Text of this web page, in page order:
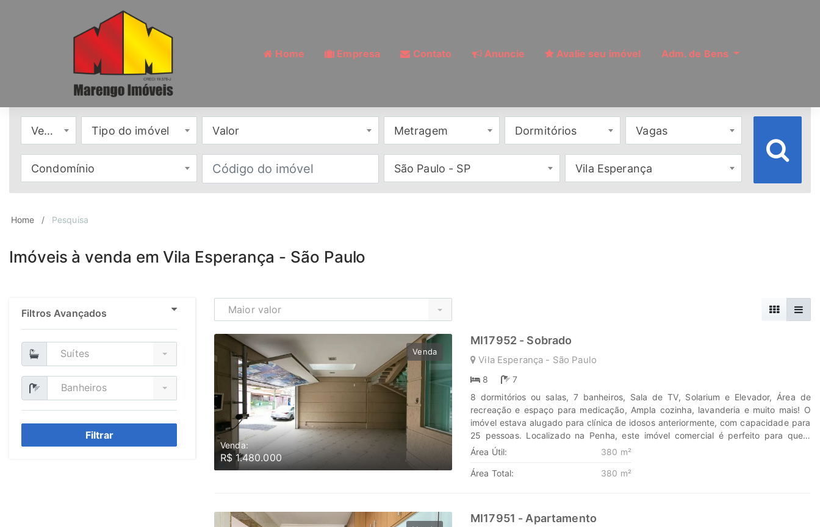
Home Empresa Contato Anuncie Avalie seu imóvel Adm. de Bens
Venda Tipo do imóvel Valor Metragem Dormitórios Vagas
Condomínio São Paulo - SP Vila Esperança
Home Pesquisa
Imóveis à venda em Vila Esperança - São Paulo
Filtros Avançados
Suítes
Banheiros
Filtrar
Maior valor
Venda
Venda:
R$ 1.480.000
MI17952 - Sobrado
Vila Esperança - São Paulo
8
7
8 dormitórios ou salas, 7 banheiros, Sala de TV, Solarium e Elevador, Área de
recreação e espaço para medicação, Ampla cozinha, lavanderia e muito mais! O
imóvel estava alugado para clínica de idosos anteriormente, com capacidade para
25 pessoas. Localizado na Penha, este imóvel comercial é perfeito para quem
busca estrutura, conforto e localização privilegiada! Está localizado em uma
Veiga. Tudo pronto para acomodar até 25 pacientes com conforto, segurança e
agende sua visita! ? Descubra o poder de Transformar seus sonhos em lares e seus
Área Útil: 380 m²
Área Total: 380 m²
MI17951 - Apartamento